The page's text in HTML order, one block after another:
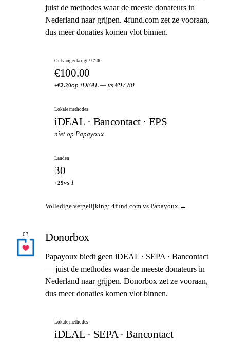
juist de methodes waar de meeste donateurs in
Nederland naar grijpen. 4fund.com zet ze vooraan,
dus meer donaties komen vlot binnen.
Ontvanger krijgt / €100
€100.00
+€2.20op iDEAL — vs €97.80
Lokale methodes
iDEAL · Bancontact · EPS
niet op Papayoux
Landen
30
+29vs 1
Volledige vergelijking: 4fund.com vs Papayoux →
03 Donorbox
Papayoux biedt geen iDEAL · SEPA · Bancontact
— juist de methodes waar de meeste donateurs in
Nederland naar grijpen. Donorbox zet ze vooraan,
dus meer donaties komen vlot binnen.
Lokale methodes
iDEAL · SEPA · Bancontact